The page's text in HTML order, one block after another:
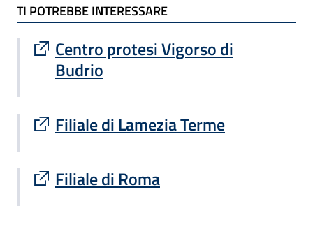
TI POTREBBE INTERESSARE
TI POTREBBE INTERESSARE
Centro protesi Vigorso di
Budrio
Sito esterno : apre una nuova finestra
Filiale di Lamezia Terme
Sito esterno : apre una nuova finestra
Filiale di Roma
Sito esterno : apre una nuova finestra